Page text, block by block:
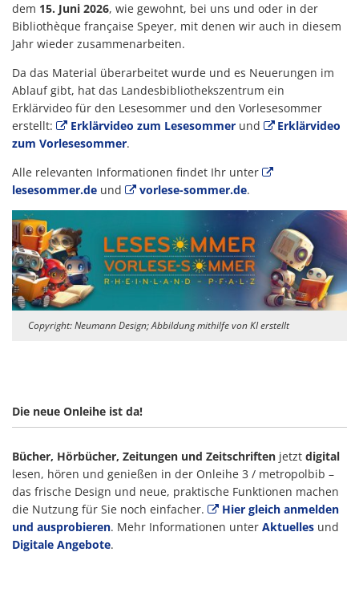
dem 15. Juni 2026, wie gewohnt, bei uns und oder in der
Bibliothèque française Speyer, mit denen wir auch in diesem
Jahr wieder zusammenarbeiten.
Da das Material überarbeitet wurde und es Neuerungen im
Ablauf gibt, hat das Landesbibliothekszentrum ein
Erklärvideo für den Lesesommer und den Vorlesesommer
erstellt:
Erklärvideo zum Lesesommerund
Erklärvideo
zum Vorlesesommer.
Alle relevanten Informationen findet Ihr unter
lesesommer.de und vorlese-sommer.de.
Copyright: Neumann Design; Abbildung mithilfe von KI erstellt
Die neue Onleihe ist da!
Bücher, Hörbücher, Zeitungen und Zeitschriften jetzt digital
lesen, hören und genießen in der Onleihe 3 / metropolbib –
das frische Design und neue, praktische Funktionen machen
die Nutzung für Sie noch einfacher.
Hier gleich anmelden
und ausprobieren. Mehr Informationen unter Aktuelles und
Digitale Angebote.